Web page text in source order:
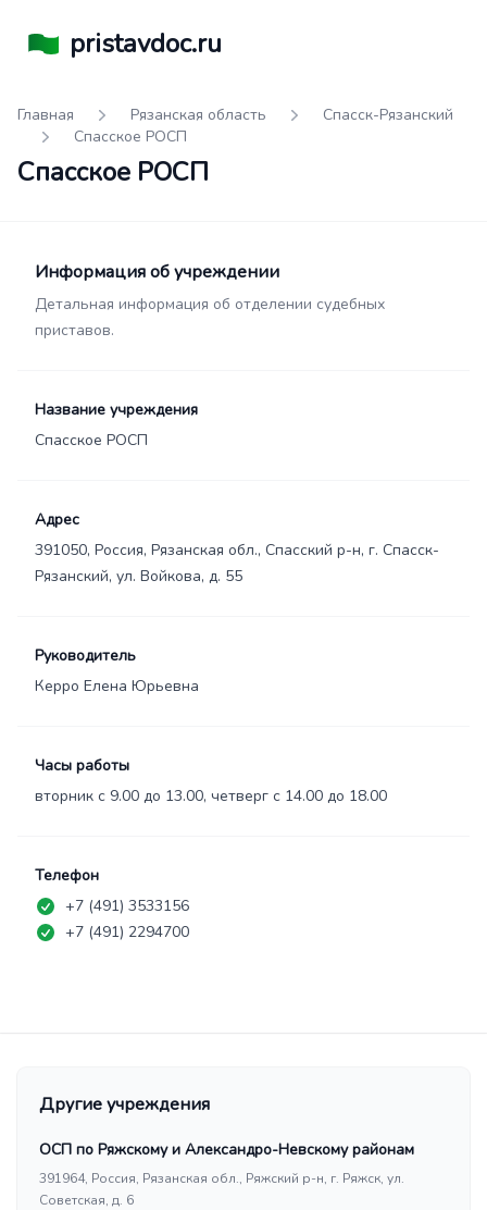
pristavdoc.ru
Главная Рязанская область
Спасск-Рязанский
Спасское РОСП
Спасское РОСП
Информация об учреждении
Детальная информация об отделении судебных
приставов.
Название учреждения
Спасское РОСП
Адрес
391050, Россия, Рязанская обл., Спасский р-н, г. Спасск-
Рязанский, ул. Войкова, д. 55
Руководитель
Керро Елена Юрьевна
Часы работы
вторник с 9.00 до 13.00, четверг с 14.00 до 18.00
Телефон
+7 (491) 3533156
+7 (491) 2294700
Другие учреждения
ОСП по Ряжскому и Александро-Невскому районам
391964, Россия, Рязанская обл., Ряжский р-н, г. Ряжск, ул.
Советская, д. 6